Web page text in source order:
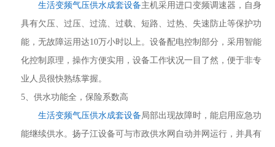
生活变频气压供水成套设备主机采用进口变频调速器，自身
具有欠压、过压、过流、过载、短路、过热、失速防止等保护功
能，无故障运用达10万小时以上。设备配电控制部分，采用智能
化控制原理，操作方便实用，设备工作状况一目了然，便于非专
业人员很快熟练掌握。
5、供水功能全，保险系数高
生活变频气压供水成套设备局部出现故障时，能启用应急功
能继续供水。扬子江设备可与市政供水网自动并网运行，并具有